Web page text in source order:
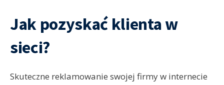
Jak pozyskać klienta w
sieci?
Skuteczne reklamowanie swojej firmy w internecie